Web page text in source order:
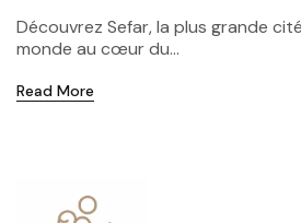
Découvrez Sefar, la plus grande
monde au cœur du...
Read More